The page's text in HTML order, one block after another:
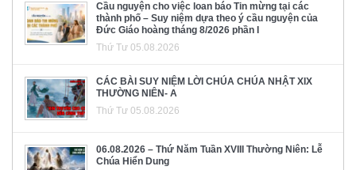
Cầu nguyện cho việc loan báo Tin mừng tại các
thành phố – Suy niệm dựa theo ý cầu nguyện của
Đức Giáo hoàng tháng 8/2026 phần I
Thứ Tư 05.08.2026
CÁC BÀI SUY NIỆM LỜI CHÚA CHÚA NHẬT XIX
THƯỜNG NIÊN- A
Thứ Tư 05.08.2026
06.08.2026 – Thứ Năm Tuần XVIII Thường Niên: Lễ
Chúa Hiển Dung